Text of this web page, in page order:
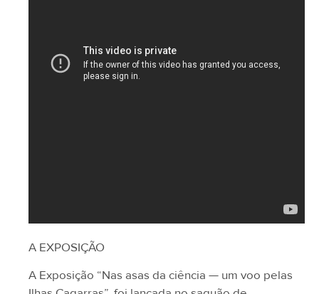
A EXPOSIÇÃO
A Exposição “Nas asas da ciência — um voo pelas